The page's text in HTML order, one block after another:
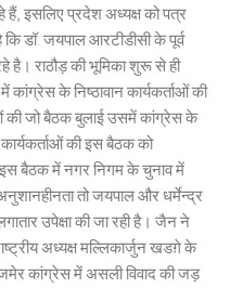
हैं, इसलिए प्रदेश अध्यक्ष को पत्र
डॉ. जयपाल आरटीडीसी के पूर्व
है। राठौड़ की भूमिका शुरू से ही
के निष्ठावान कार्यकर्ताओं की
की जो बैठक बुलाई उसमें कांग्रेस के
कार्यकर्ताओं की इस बैठक को
इस बैठक में नगर निगम के चुनाव में
तो जयपाल और धर्मेन्द्र
उपेक्षा की जा रही है। जैन ने
अध्यक्ष मल्लिकार्जुन खडग़े के
कांग्रेस में असली विवाद की जड़